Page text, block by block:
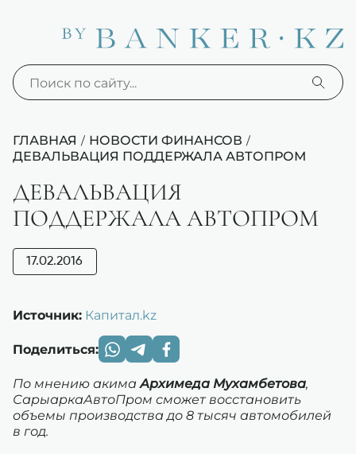
ГЛАВНАЯ / НОВОСТИ ФИНАНСОВ /
ДЕВАЛЬВАЦИЯ ПОДДЕРЖАЛА АВТОПРОМ
ДЕВАЛЬВАЦИЯ
ПОДДЕРЖАЛА АВТОПРОМ
17.02.2016
Источник: Капитал.kz
Поделиться:
По мнению акимаАрхимеда Мухамбетова,
СарыаркаАвтоПром сможет восстановить
объемы производства до 8 тысяч автомобилей
в год.